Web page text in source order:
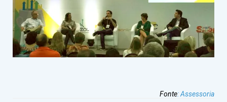
Fonte:Assessoria